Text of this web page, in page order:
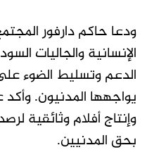
ودعا حاكم دارفور
الإنسانية والجاليات
الدعم وتسليط الضوء
يواجهها المدنيون.
وإنتاج أفلام وثائقية
بحق المدنيين.